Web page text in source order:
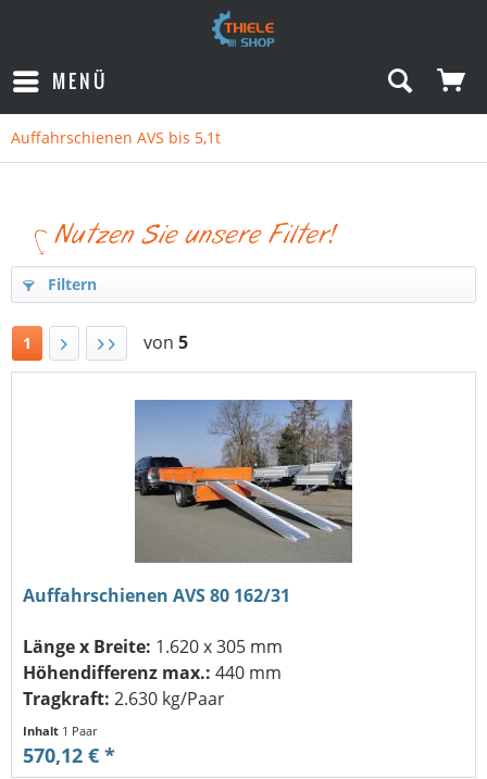
MENÜ
Auffahrschienen AVS bis 5,1t
Filtern
1 von 5
Auffahrschienen AVS 80 162/31
Länge x Breite: 1.620 x 305 mm
Höhendifferenz max.: 440 mm
Tragkraft: 2.630 kg/Paar
Inhalt 1 Paar
570,12 € *